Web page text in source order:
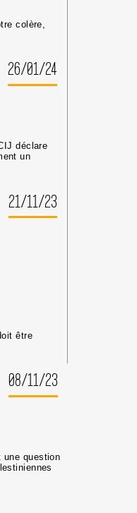
colère,
26/01/24
déclare
un
21/11/23
être
08/11/23
une question